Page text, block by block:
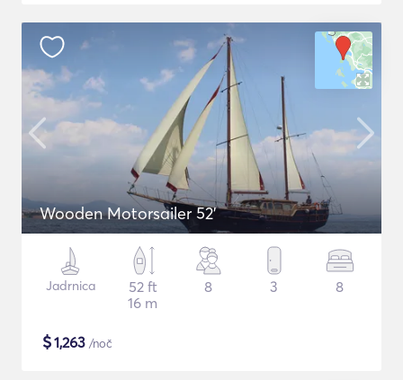
Wooden Motorsailer 52'
Jadrnica
52 ft
16 m
8 3 8
$1,263 /noč